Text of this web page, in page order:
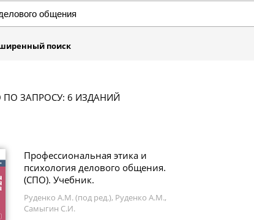
поиск
ПО ЗАПРОСУ: 6 ИЗДАНИЙ
Профессиональная этика и
психология делового общения.
(СПО). Учебник.
Руденко А.М. (под ред.), Руденко А.М.,
Самыгин С.И.